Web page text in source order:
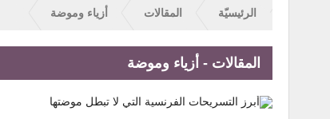
الرئيسيّة المقالات أزياء وموضة
المقالات - أزياء وموضة